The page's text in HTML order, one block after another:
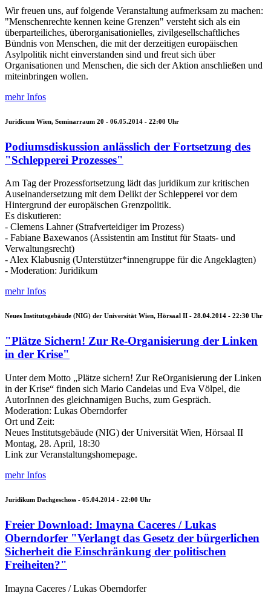
Wir freuen uns, auf folgende Veranstaltung aufmerksam zu machen:
"Menschenrechte kennen keine Grenzen" versteht sich als ein
überparteiliches, überorganisationielles, zivilgesellschaftliches
Bündnis von Menschen, die mit der derzeitigen europäischen
Asylpolitik nicht einverstanden sind und freut sich über
Organisationen und Menschen, die sich der Aktion anschließen und
miteinbringen wollen.
mehr Infos
Juridicum Wien, Seminarraum 20 - 06.05.2014 - 22:00 Uhr
Podiumsdiskussion anlässlich der Fortsetzung des
"Schlepperei Prozesses"
Am Tag der Prozessfortsetzung lädt das juridikum zur kritischen
Auseinandersetzung mit dem Delikt der Schlepperei vor dem
Hintergrund der europäischen Grenzpolitik.
Es diskutieren:
- Clemens Lahner (Strafverteidiger im Prozess)
- Fabiane Baxewanos (Assistentin am Institut für Staats- und
Verwaltungsrecht)
- Alex Klabusnig (Unterstützer*innengruppe für die Angeklagten)
- Moderation: Juridikum
mehr Infos
Neues Institutsgebäude (NIG) der Universität Wien, Hörsaal II - 28.04.2014 - 22:30 Uhr
"Plätze Sichern! Zur Re-Organisierung der Linken
in der Krise"
Unter dem Motto „Plätze sichern! Zur ReOrganisierung der Linken
in der Krise“ finden sich Mario Candeias und Eva Völpel, die
AutorInnen des gleichnamigen Buchs, zum Gespräch.
Moderation: Lukas Oberndorfer
Ort und Zeit:
Neues Institutsgebäude (NIG) der Universität Wien, Hörsaal II
Montag, 28. April, 18:30
Link zur Veranstaltungshomepage.
mehr Infos
Juridikum Dachgeschoss - 05.04.2014 - 22:00 Uhr
Freier Download: Imayna Caceres / Lukas
Oberndorfer "Verlangt das Gesetz der bürgerlichen
Sicherheit die Einschränkung der politischen
Freiheiten?"
Imayna Caceres / Lukas Oberndorfer